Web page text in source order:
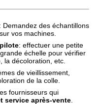
: Demandez des échantillons
vos machines.
: effectuer une petite
échelle pour vérifier
la décoloration, etc.
de vieillissement,
de la colle.
fournisseurs qui
service après-vente